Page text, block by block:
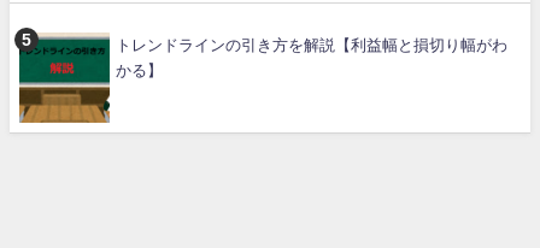
トレンドラインの引き方を解説【利益幅と損切り幅がわ
かる】